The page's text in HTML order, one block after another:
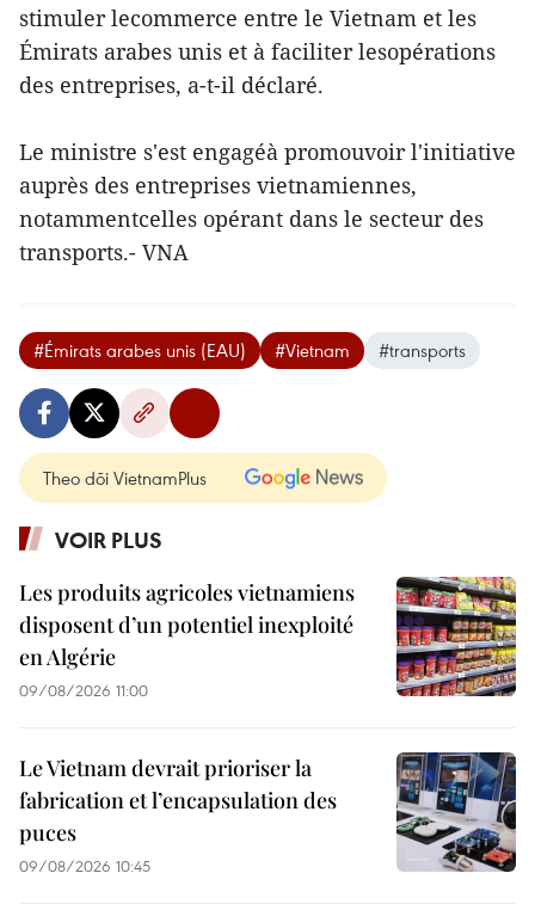
stimuler lecommerce entre le Vietnam et les
Émirats arabes unis et à faciliter lesopérations
des entreprises, a-t-il déclaré.
Le ministre s'est engagéà promouvoir l'initiative
auprès des entreprises vietnamiennes,
notammentcelles opérant dans le secteur des
transports.- VNA
#Émirats arabes unis (EAU) #Vietnam #transports
Theo dõi VietnamPlus
VOIR PLUS
Les produits agricoles vietnamiens
disposent d’un potentiel inexploité
en Algérie
09/08/2026 11:00
Le Vietnam devrait prioriser la
fabrication et l’encapsulation des
puces
09/08/2026 10:45